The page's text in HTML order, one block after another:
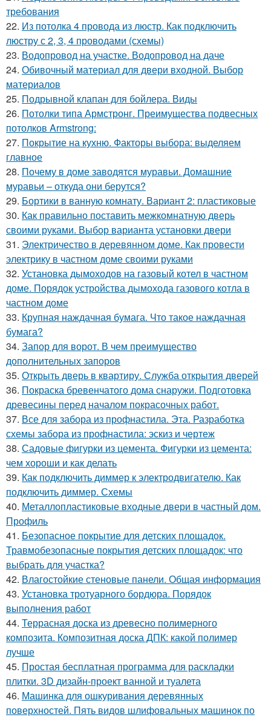
требования
22. Из потолка 4 провода из люстр. Как подключить
люстру с 2, 3, 4 проводами (схемы)
23. Водопровод на участке. Водопровод на даче
24. Обивочный материал для двери входной. Выбор
материалов
25. Подрывной клапан для бойлера. Виды
26. Потолки типа Армстронг. Преимущества подвесных
потолков Armstrong:
27. Покрытие на кухню. Факторы выбора: выделяем
главное
28. Почему в доме заводятся муравьи. Домашние
муравьи – откуда они берутся?
29. Бортики в ванную комнату. Вариант 2: пластиковые
30. Как правильно поставить межкомнатную дверь
своими руками. Выбор варианта установки двери
31. Электричество в деревянном доме. Как провести
электрику в частном доме своими руками
32. Установка дымоходов на газовый котел в частном
доме. Порядок устройства дымохода газового котла в
частном доме
33. Крупная наждачная бумага. Что такое наждачная
бумага?
34. Запор для ворот. В чем преимущество
дополнительных запоров
35. Открыть дверь в квартиру. Служба открытия дверей
36. Покраска бревенчатого дома снаружи. Подготовка
древесины перед началом покрасочных работ.
37. Все для забора из профнастила. Эта. Разработка
схемы забора из профнастила: эскиз и чертеж
38. Садовые фигурки из цемента. Фигурки из цемента:
чем хороши и как делать
39. Как подключить диммер к электродвигателю. Как
подключить диммер. Схемы
40. Металлопластиковые входные двери в частный дом.
Профиль
41. Безопасное покрытие для детских площадок.
Травмобезопасные покрытия детских площадок: что
выбрать для участка?
42. Влагостойкие стеновые панели. Общая информация
43. Установка тротуарного бордюра. Порядок
выполнения работ
44. Террасная доска из древесно полимерного
композита. Композитная доска ДПК: какой полимер
лучше
45. Простая бесплатная программа для раскладки
плитки. 3D дизайн-проект ванной и туалета
46. Машинка для ошкуривания деревянных
поверхностей. Пять видов шлифовальных машинок по